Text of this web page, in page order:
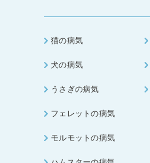
猫の病気
犬の病気
うさぎの病気
フェレットの病気
モルモットの病気